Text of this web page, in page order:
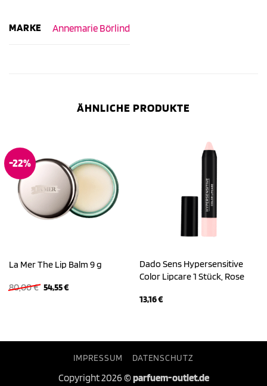
MARKE Annemarie Börlind
ÄHNLICHE PRODUKTE
-22%
La Mer The Lip Balm 9 g
80,00€ Ursprünglicher
54,55€Aktueller
Dado Sens Hypersensitive
Color Lipcare 1 Stück, Rose
13,16€
IMPRESSUM DATENSCHUTZ
Copyright 2026 ©parfuem-outlet.de